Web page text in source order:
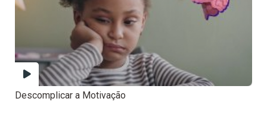
Descomplicar a Motivação